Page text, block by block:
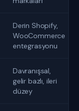
Derin Shopify,
WooCommerce
entegrasyonu
Davranışsal,
gelir bazlı, ileri
düzey